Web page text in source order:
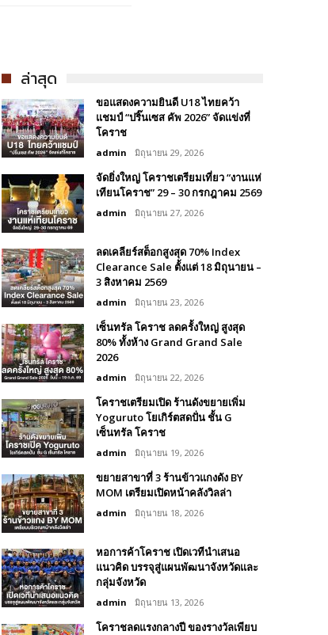
ล่าสุด
ขอแสดงความยินดี U18 ไทยคว้า
แชมป์ “ปริ๊นเซส คัพ 2026” จัดแข่งที่
โคราช
admin มิถุนายน 29, 2026
จัดยิ่งใหญ่ โคราชเตรียมเที่ยว “งานแห่
เทียนโคราช” 29 – 30 กรกฎาคม 2569
admin มิถุนายน 27, 2026
ลดเคลียร์สต็อกสูงสุด 70% Index
Clearance Sale ตั้งแต่ 18 มิถุนายน –
3 สิงหาคม 2569
admin มิถุนายน 23, 2026
เซ็นทรัล โคราช ลดครั้งใหญ่ สูงสุด
80% ทั้งห้าง Grand Grand Sale
2026
admin มิถุนายน 22, 2026
โคราชเตรียมเปิด ร้านดังขยายเพิ่ม
Yoguruto โยเกิร์ตสดปั่น ชั้น G
เซ็นทรัล โคราช
admin มิถุนายน 19, 2026
ขยายสาขาที่ 3 ร้านข้าวแกงดัง BY
MOM เตรียมเปิดหน้าคลังวิลล่า
admin มิถุนายน 18, 2026
หอการค้าโคราช เปิดเวทีนำเสนอ
แนวคิด บรรจุสู่แผนพัฒนาจังหวัดและ
กลุ่มจังหวัด
admin มิถุนายน 13, 2026
โคราชลดแรงกลางปี ของรางวัลเพียบ